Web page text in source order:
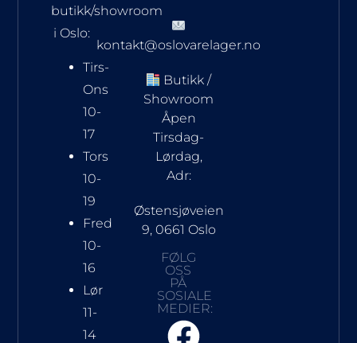
butikk/showroom
i Oslo:
Tirs-
Ons
10-
17
Tors
10-
19
Fred
10-
16
Lør
11-
14
kontakt@oslovarelager.no
Butikk /
Showroom
Åpen
Tirsdag-
Lørdag,
Adr:
Østensjøveien
9, 0661 Oslo
FØLG
OSS
PÅ
SOSIALE
MEDIER: